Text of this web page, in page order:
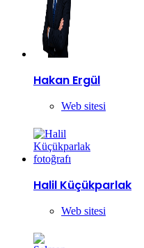
Hakan Ergül
Web sitesi
Halil Küçükparlak
Web sitesi